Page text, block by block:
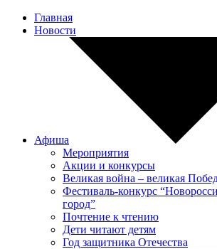
Главная
Новости
Афиша
Мероприятия
Акции и конкурсы
Великая война – великая
Фестиваль-конкурс
город”
Почтение к чтению
Дети читают детям
Год защитника Отечества